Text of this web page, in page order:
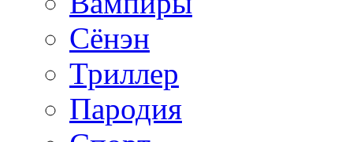
Сёнэн
Триллер
Пародия